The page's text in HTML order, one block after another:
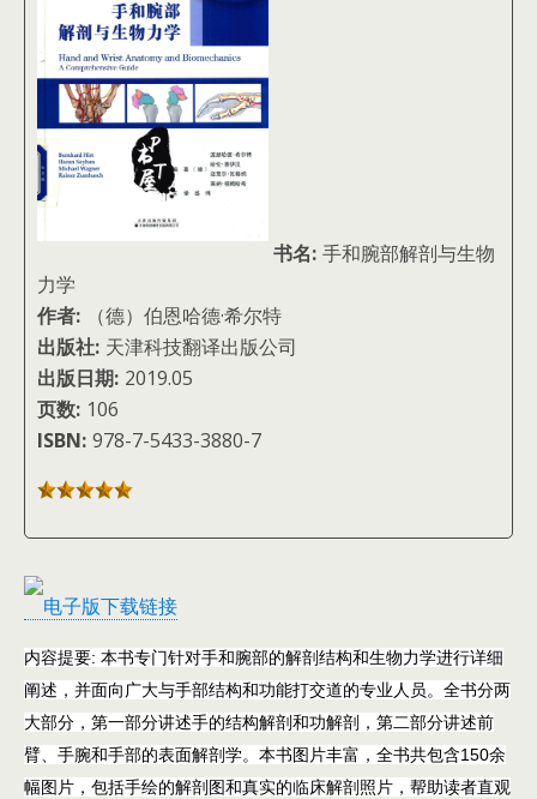
书名: 手和腕部解剖与生物
力学
作者:
（德）伯恩哈德·希尔特
出版社: 天津科技翻译出版公司
出版日期: 2019.05
页数: 106
ISBN: 978-7-5433-3880-7
电子版下载链接
内容提要: 本书专门针对手和腕部的解剖结构和生物力学进行详细
阐述，并面向广大与手部结构和功能打交道的专业人员。全书分两
大部分，第一部分讲述手的结构解剖和功解剖，第二部分讲述前
臂、手腕和手部的表面解剖学。本书图片丰富，全书共包含150余
幅图片，包括手绘的解剖图和真实的临床解剖照片，帮助读者直观